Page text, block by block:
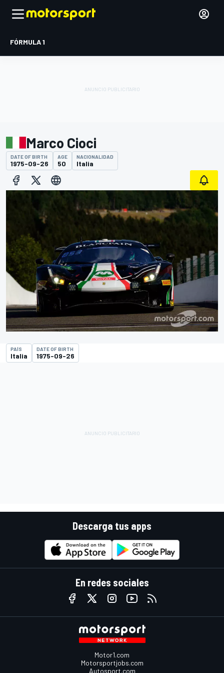
FÓRMULA 1
Marco Cioci
DATE OF BIRTH
1975-09-26
AGE
50
NACIONALIDAD
Italia
PAÍS
Italia
DATE OF BIRTH
1975-09-26
Descarga tus apps
En redes sociales
Motor1.com
Motorsportjobs.com
Autosport.com